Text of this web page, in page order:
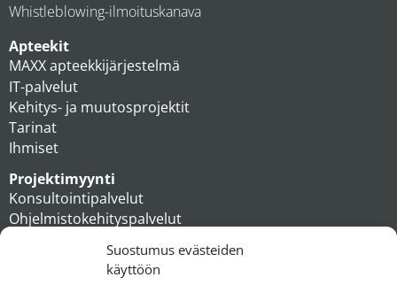
Suostumus evästeiden
käyttöön
Whistleblowing-ilmoituskanava
Apteekit
MAXX apteekkijärjestelmä
IT-palvelut
Kehitys- ja muutosprojektit
Tarinat
Ihmiset
Projektimyynti
Konsultointipalvelut
Ohjelmistokehityspalvelut